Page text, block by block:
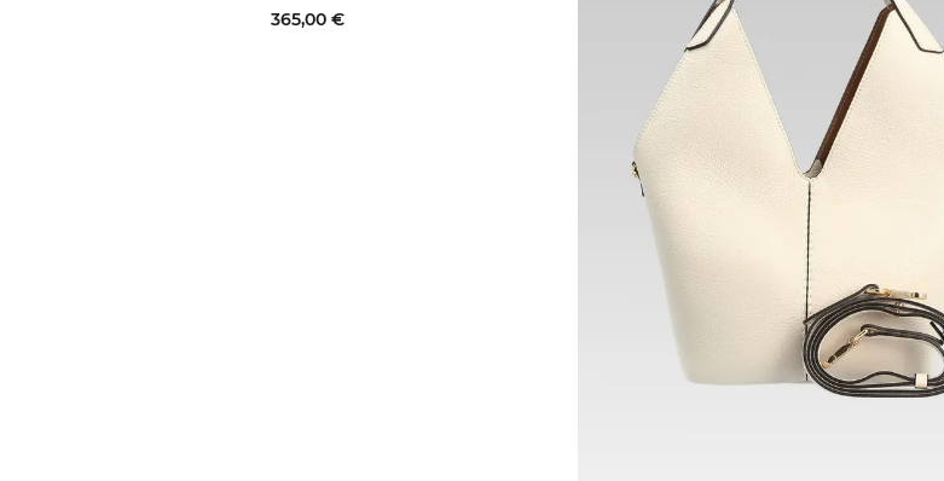
365,00 €